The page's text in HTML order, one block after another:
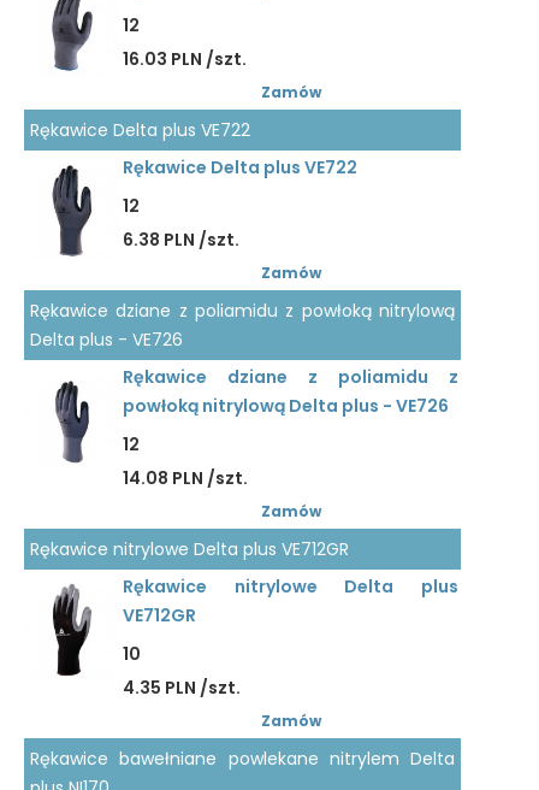
12
16.03 PLN /szt.
Zamów
Rękawice Delta plus VE722
Rękawice Delta plus VE722
12
6.38 PLN /szt.
Zamów
Rękawice dziane z poliamidu z powłoką nitrylową
Delta plus - VE726
Rękawice dziane z poliamidu z
powłoką nitrylową Delta plus - VE726
12
14.08 PLN /szt.
Zamów
Rękawice nitrylowe Delta plus VE712GR
Rękawice nitrylowe Delta plus
VE712GR
10
4.35 PLN /szt.
Zamów
Rękawice bawełniane powlekane nitrylem Delta